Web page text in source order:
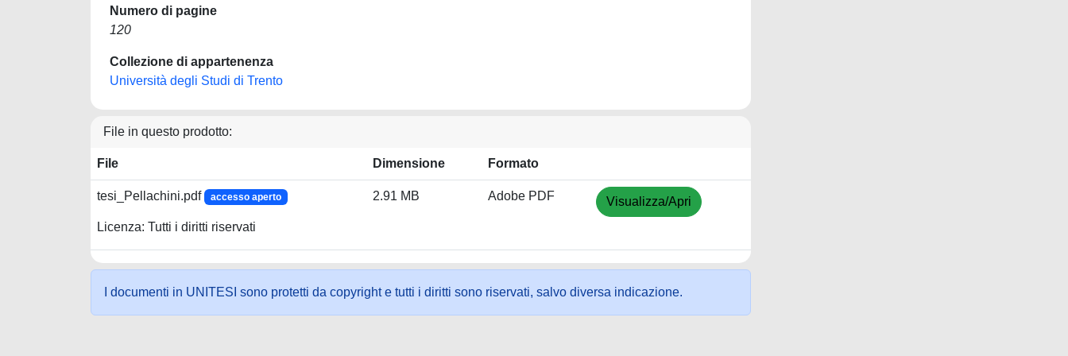
Numero di pagine
120
Collezione di appartenenza
Università degli Studi di Trento
File in questo prodotto:
File Dimensione Formato
tesi_Pellachini.pdf accesso aperto
Licenza: Tutti i diritti riservati
2.91 MB Adobe PDF Visualizza/Apri
I documenti in UNITESI sono protetti da copyright e tutti i diritti sono riservati, salvo diversa indicazione.